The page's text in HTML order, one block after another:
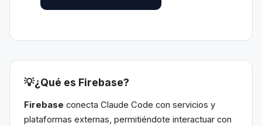
💡¿Qué es Firebase?
Firebase conecta Claude Code con servicios y
plataformas externas, permitiéndote interactuar con